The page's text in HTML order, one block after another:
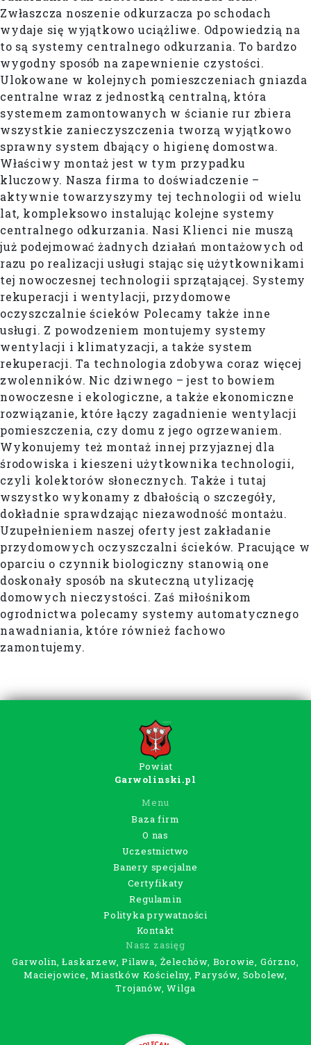
Zwłaszcza noszenie odkurzacza po schodach
wydaje się wyjątkowo uciążliwe. Odpowiedzią na
to są systemy centralnego odkurzania. To bardzo
wygodny sposób na zapewnienie czystości.
Ulokowane w kolejnych pomieszczeniach gniazda
centralne wraz z jednostką centralną, która
systemem zamontowanych w ścianie rur zbiera
wszystkie zanieczyszczenia tworzą wyjątkowo
sprawny system dbający o higienę domostwa.
Właściwy montaż jest w tym przypadku
kluczowy. Nasza firma to doświadczenie –
aktywnie towarzyszymy tej technologii od wielu
lat, kompleksowo instalując kolejne systemy
centralnego odkurzania. Nasi Klienci nie muszą
już podejmować żadnych działań montażowych od
razu po realizacji usługi stając się użytkownikami
tej nowoczesnej technologii sprzątającej. Systemy
rekuperacji i wentylacji, przydomowe
oczyszczalnie ścieków Polecamy także inne
usługi. Z powodzeniem montujemy systemy
wentylacji i klimatyzacji, a także system
rekuperacji. Ta technologia zdobywa coraz więcej
zwolenników. Nic dziwnego – jest to bowiem
nowoczesne i ekologiczne, a także ekonomiczne
rozwiązanie, które łączy zagadnienie wentylacji
pomieszczenia, czy domu z jego ogrzewaniem.
Wykonujemy też montaż innej przyjaznej dla
środowiska i kieszeni użytkownika technologii,
czyli kolektorów słonecznych. Także i tutaj
wszystko wykonamy z dbałością o szczegóły,
dokładnie sprawdzając niezawodność montażu.
Uzupełnieniem naszej oferty jest zakładanie
przydomowych oczyszczalni ścieków. Pracujące w
oparciu o czynnik biologiczny stanowią one
doskonały sposób na skuteczną utylizację
domowych nieczystości. Zaś miłośnikom
ogrodnictwa polecamy systemy automatycznego
nawadniania, które również fachowo
zamontujemy.
Powiat
Garwolinski.pl
Menu
Baza firm
O nas
Uczestnictwo
Banery specjalne
Certyfikaty
Regulamin
Polityka prywatności
Kontakt
Nasz zasięg
Garwolin, Łaskarzew, Pilawa, Żelechów, Borowie, Górzno,
Maciejowice, Miastków Kościelny, Parysów, Sobolew,
Trojanów, Wilga